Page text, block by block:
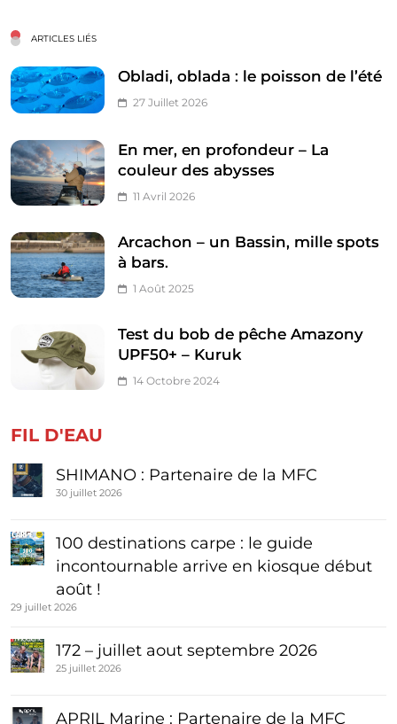
ARTICLES LIÉS
Obladi, oblada : le poisson de l’été
27 Juillet 2026
En mer, en profondeur – La
couleur des abysses
11 Avril 2026
Arcachon – un Bassin, mille spots
à bars.
1 Août 2025
Test du bob de pêche Amazony
UPF50+ – Kuruk
14 Octobre 2024
FIL D'EAU
SHIMANO : Partenaire de la MFC
30 juillet 2026
100 destinations carpe : le guide
incontournable arrive en kiosque début
août !
29 juillet 2026
172 – juillet aout septembre 2026
25 juillet 2026
APRIL Marine : Partenaire de la MFC